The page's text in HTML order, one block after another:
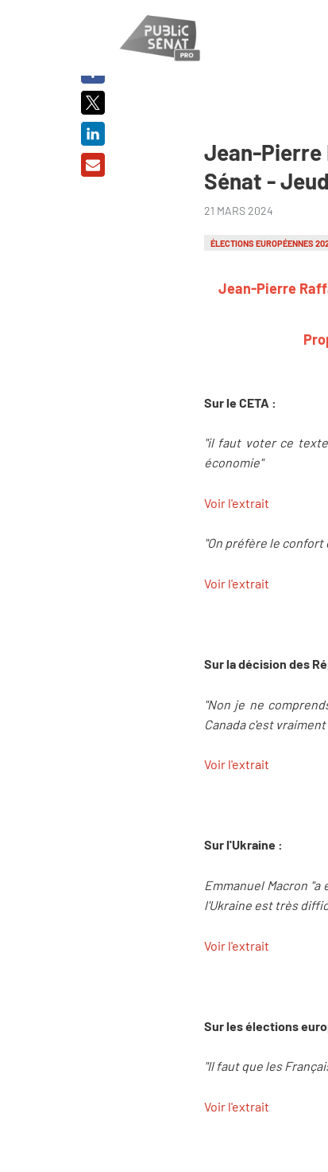
Jean-Pierre
Sénat -
21 MARS 2024
ÉLECTIONS EUROPÉENNES
Jean-Pierre
Sur le CETA :
"il faut voter ce
économie"
Voir l'extrait
"On préfère le confort
Voir l'extrait
Sur la décision des
"Non je ne
Canada c'est vraiment
Voir l'extrait
Sur l'Ukraine :
Emmanuel Macron
l'Ukraine est très
Voir l'extrait
Sur les élections
"Il faut que les
Voir l'extrait